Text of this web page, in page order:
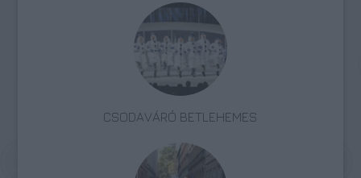
CSODAVÁRÓ BETLEHEMES